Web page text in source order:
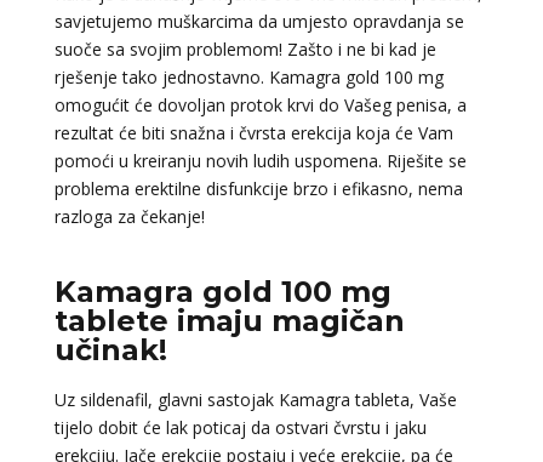
savjetujemo muškarcima da umjesto opravdanja se
suoče sa svojim problemom! Zašto i ne bi kad je
rješenje tako jednostavno. Kamagra gold 100 mg
omogućit će dovoljan protok krvi do Vašeg penisa, a
rezultat će biti snažna i čvrsta erekcija koja će Vam
pomoći u kreiranju novih ludih uspomena. Riješite se
problema erektilne disfunkcije brzo i efikasno, nema
razloga za čekanje!
Kamagra gold 100 mg
tablete imaju magičan
učinak!
Uz sildenafil, glavni sastojak Kamagra tableta, Vaše
tijelo dobit će lak poticaj da ostvari čvrstu i jaku
erekciju. Jače erekcije postaju i veće erekcije, pa će